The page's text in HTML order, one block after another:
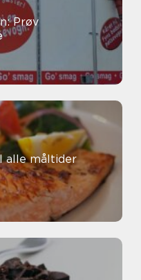
Prøv
alle måltider